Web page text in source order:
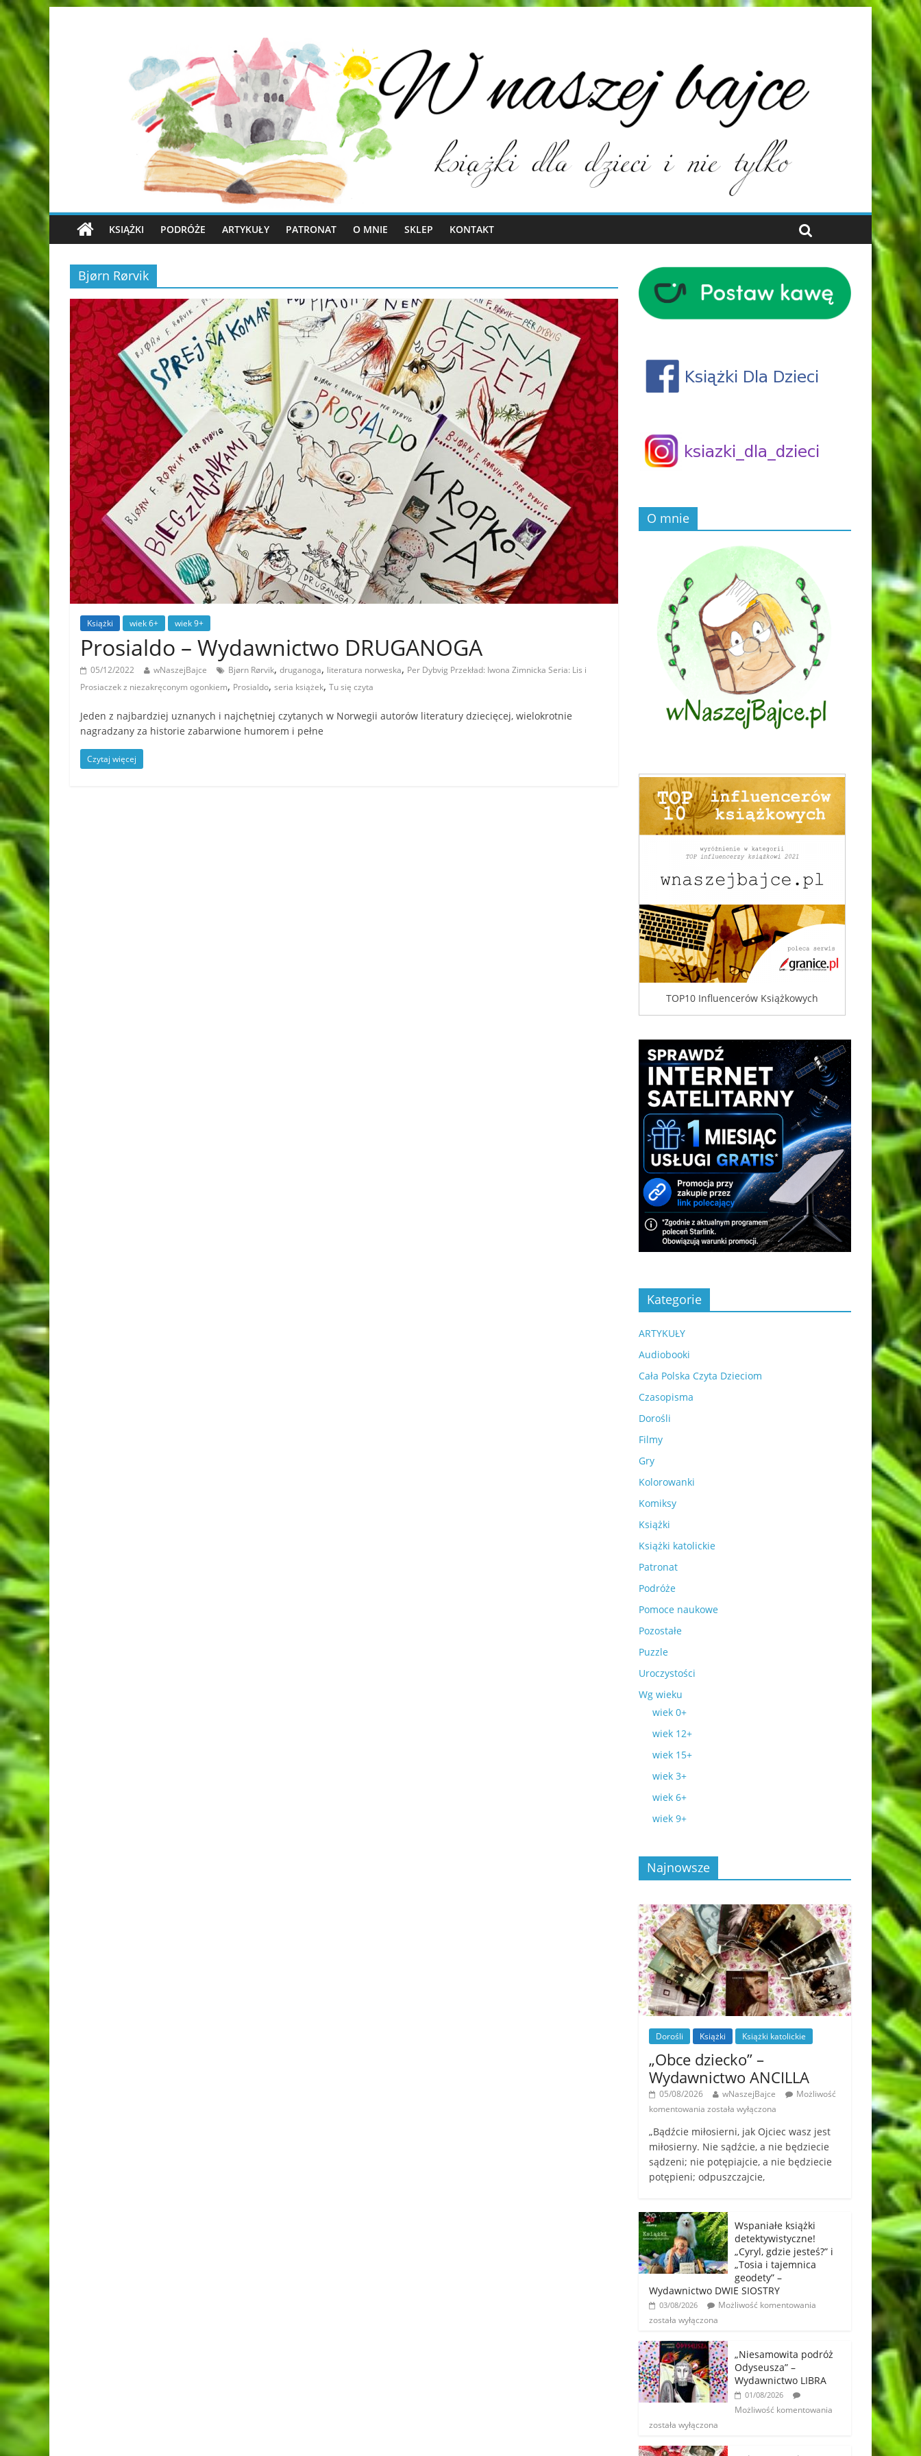
KSIĄŻKI PODRÓŻE ARTYKUŁY PATRONAT O MNIE SKLEP KONTAKT
Bjørn Rørvik
Książki wiek 6+ wiek 9+
Prosialdo – Wydawnictwo DRUGANOGA
05/12/2022 wNaszejBajce Bjørn Rørvik, druganoga, literatura norweska, Per Dybvig Przekład: Iwona Zimnicka Seria: Lis i
Prosiaczek z niezakręconym ogonkiem, Prosialdo, seria książek, Tu się czyta
Jeden z najbardziej uznanych i najchętniej czytanych w Norwegii autorów literatury dziecięcej, wielokrotnie
nagradzany za historie zabarwione humorem i pełne
Czytaj więcej
O mnie
TOP10 Influencerów Książkowych
Kategorie
ARTYKUŁY
Audiobooki
Cała Polska Czyta Dzieciom
Czasopisma
Dorośli
Filmy
Gry
Kolorowanki
Komiksy
Książki
Książki katolickie
Patronat
Podróże
Pomoce naukowe
Pozostałe
Puzzle
Uroczystości
Wg wieku
wiek 0+
wiek 12+
wiek 15+
wiek 3+
wiek 6+
wiek 9+
Najnowsze
Dorośli Książki Książki katolickie
„Obce dziecko” –
Wydawnictwo ANCILLA
05/08/2026 wNaszejBajce
Możliwość
komentowania została wyłączona
„Bądźcie miłosierni, jak Ojciec wasz jest
miłosierny. Nie sądźcie, a nie będziecie
sądzeni; nie potępiajcie, a nie będziecie
potępieni; odpuszczajcie,
Wspaniałe książki
detektywistyczne!
„Cyryl, gdzie jesteś?” i
„Tosia i tajemnica
geodety” –
Wydawnictwo DWIE SIOSTRY
03/08/2026
Możliwość komentowania
została wyłączona
„Niesamowita podróż
Odyseusza” –
Wydawnictwo LIBRA
01/08/2026
Możliwość komentowania
została wyłączona